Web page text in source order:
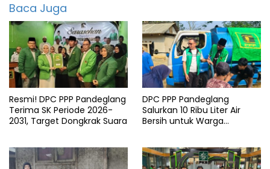
Calon
Bupati
featured
info
banten
Info
pandeglang
Kabupaten
Pandeglang
Baca Juga
Resmi! DPC PPP Pandeglang
Terima SK Periode 2026-
2031, Target Dongkrak Suara
DPC PPP Pandeglang
Salurkan 10 Ribu Liter Air
Bersih untuk Warga